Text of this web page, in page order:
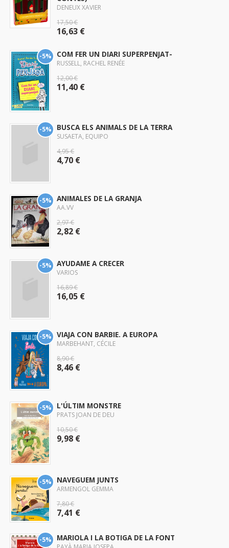
DENEUX XAVIER
17,50 €
16,63 €
-5% COM FER UN DIARI SUPERPENJAT-
RUSSELL, RACHEL RENÉE
12,00 €
11,40 €
-5% BUSCA ELS ANIMALS DE LA TERRA
SUSAETA, EQUIPO
4,95 €
4,70 €
-5% ANIMALES DE LA GRANJA
AA.VV
2,97 €
2,82 €
-5% AYUDAME A CRECER
VARIOS
16,89 €
16,05 €
-5% VIAJA CON BARBIE. A EUROPA
MARBEHANT, CÉCILE
8,90 €
8,46 €
-5% L'ÚLTIM MONSTRE
PRATS JOAN DE DEU
10,50 €
9,98 €
-5% NAVEGUEM JUNTS
ARMENGOL GEMMA
7,80 €
7,41 €
-5% MARIOLA I LA BOTIGA DE LA FONT